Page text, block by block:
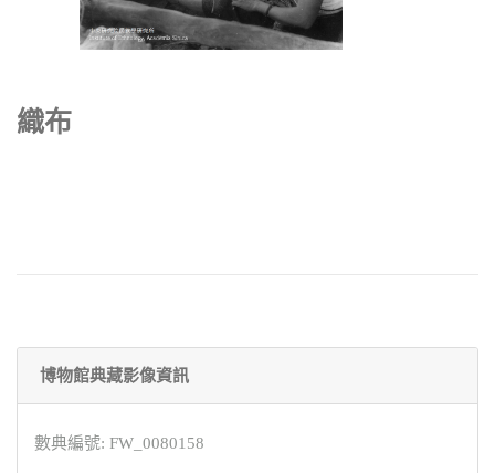
織布
博物館典藏影像資訊
數典編號: FW_0080158